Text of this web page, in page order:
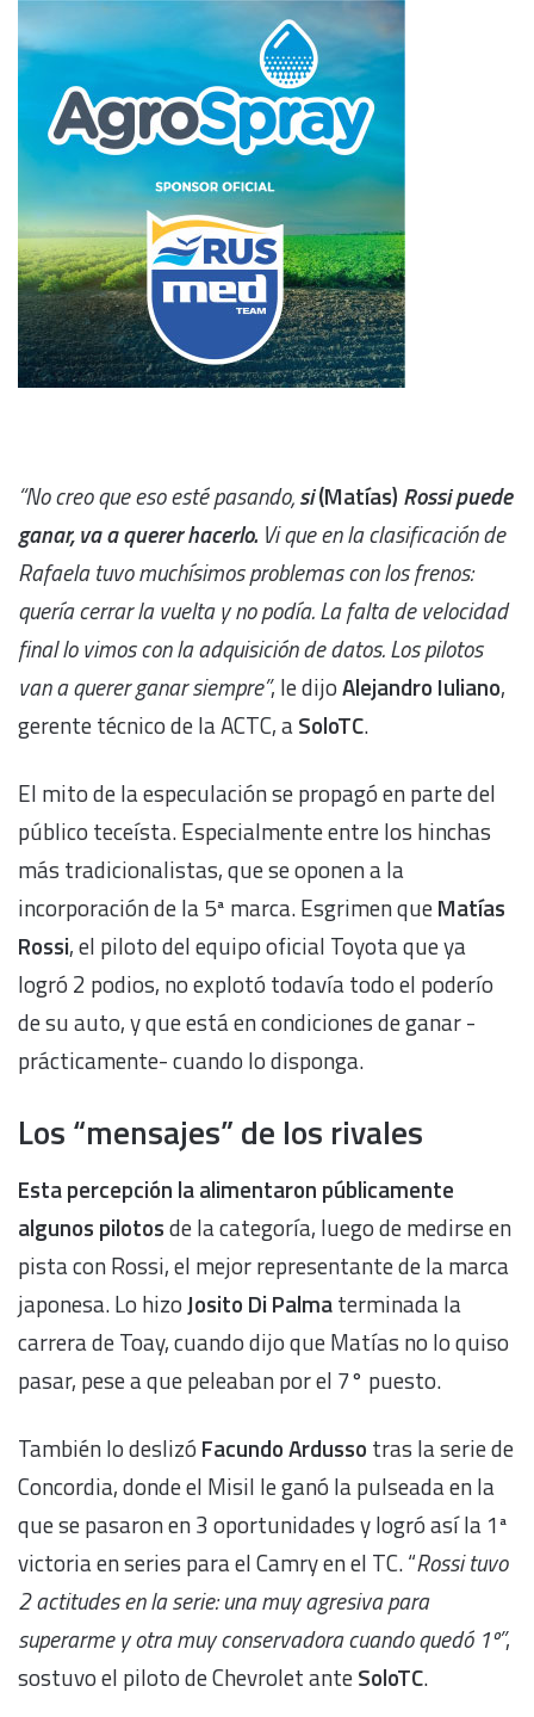
“No creo que eso esté pasando,si(Matías) Rossi puede
ganar, va a querer hacerlo. Vi que en la clasificación de
Rafaela tuvo muchísimos problemas con los frenos:
quería cerrar la vuelta y no podía. La falta de velocidad
final lo vimos con la adquisición de datos. Los pilotos
van a querer ganar siempre”, le dijoAlejandro Iuliano,
gerente técnico de la ACTC, aSoloTC.
El mito de la especulación se propagó en parte del
público teceísta. Especialmente entre los hinchas
más tradicionalistas, que se oponen a la
incorporación de la 5ª marca. Esgrimen queMatías
Rossi, el piloto del equipo oficial Toyota que ya
logró 2 podios, no explotó todavía todo el poderío
de su auto, y que está en condiciones de ganar -
prácticamente- cuando lo disponga.
Los “mensajes” de los rivales
Esta percepción la alimentaron públicamente
algunos pilotosde la categoría, luego de medirse en
pista con Rossi, el mejor representante de la marca
japonesa. Lo hizo Josito Di Palmaterminada la
carrera de Toay, cuando dijo que Matías no lo quiso
pasar, pese a que peleaban por el 7° puesto.
También lo deslizó Facundo Ardusso tras la serie de
Concordia, donde el Misil le ganó la pulseada en la
que se pasaron en 3 oportunidades y logró así la 1ª
victoria en series para el Camry en el TC. “Rossi tuvo
2 actitudes en la serie: una muy agresiva para
superarme y otra muy conservadora cuando quedó 1º”,
sostuvo el piloto de Chevrolet anteSoloTC.